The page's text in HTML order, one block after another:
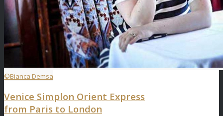
©Bianca Demsa
Venice Simplon Orient Express
from Paris to London